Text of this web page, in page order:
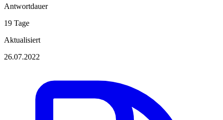
Antwortdauer
19 Tage
Aktualisiert
26.07.2022